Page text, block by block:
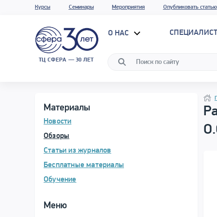
Курсы Семинары Мероприятия Опубликовать статью
ТЦ СФЕРА — 30 ЛЕТ
О НАС
Материалы
Новости
Обзоры
Статьи из журналов
Бесплатные материалы
Обучение
Меню